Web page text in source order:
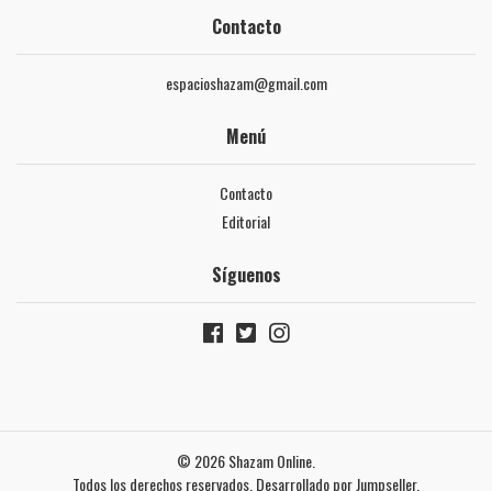
Contacto
espacioshazam@gmail.com
Menú
Contacto
Editorial
Síguenos
© 2026 Shazam Online.
Todos los derechos reservados. Desarrollado por Jumpseller.